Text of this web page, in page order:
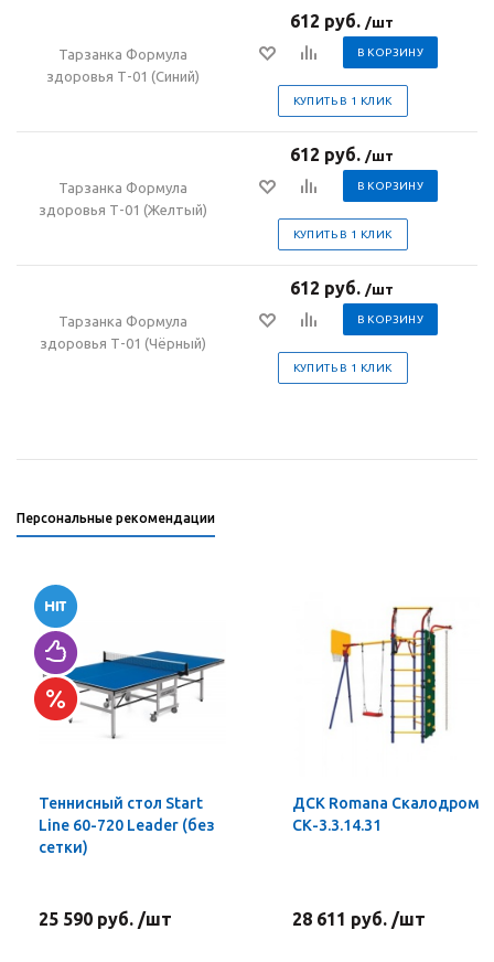
Тарзанка Формула
здоровья Т-01 (Синий)
612 руб. /шт
В КОРЗИНУ
КУПИТЬ В 1 КЛИК
Тарзанка Формула
здоровья Т-01 (Желтый)
612 руб. /шт
В КОРЗИНУ
КУПИТЬ В 1 КЛИК
Тарзанка Формула
здоровья Т-01 (Чёрный)
612 руб. /шт
В КОРЗИНУ
КУПИТЬ В 1 КЛИК
Персональные рекомендации
Теннисный стол Start
Line 60-720 Leader (без
сетки)
25 590 руб. /шт
ДСК Romana Скалодром
СК-3.3.14.31
28 611 руб. /шт